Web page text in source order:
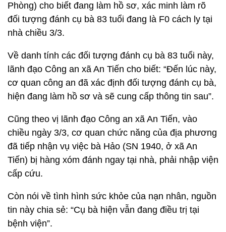
Phòng) cho biết đang làm hồ sơ, xác minh làm rõ
đối tượng đánh cụ bà 83 tuổi đang là F0 cách ly tại
nhà chiều 3/3.
Về danh tính các đối tượng đánh cụ bà 83 tuổi này,
lãnh đạo Công an xã An Tiến cho biết: “Đến lúc này,
cơ quan công an đã xác định đối tượng đánh cụ bà,
hiện đang làm hồ sơ và sẽ cung cấp thông tin sau”.
Cũng theo vị lãnh đạo Công an xã An Tiến, vào
chiều ngày 3/3, cơ quan chức năng của địa phương
đã tiếp nhận vụ việc bà Hảo (SN 1940, ở xã An
Tiến) bị hàng xóm đánh ngay tại nhà, phải nhập viện
cấp cứu.
Còn nói về tình hình sức khỏe của nạn nhân, nguồn
tin này chia sẻ: “Cụ bà hiện vẫn đang điều trị tại
bệnh viện”.